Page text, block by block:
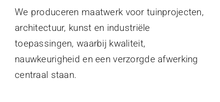
We produceren maatwerk voor tuinprojecten,
architectuur, kunst en industriële
toepassingen, waarbij kwaliteit,
nauwkeurigheid en een verzorgde afwerking
centraal staan.